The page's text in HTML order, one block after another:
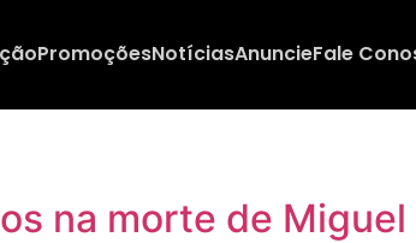
PromoçõesNotíciasAnuncieFale
na morte de